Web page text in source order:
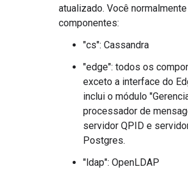
atualizado. Você
componentes:
"cs": Cassandra
"edge": todos os
exceto a interface do
inclui o módulo
processador de
servidor QPID e
Postgres.
"ldap": OpenLDAP